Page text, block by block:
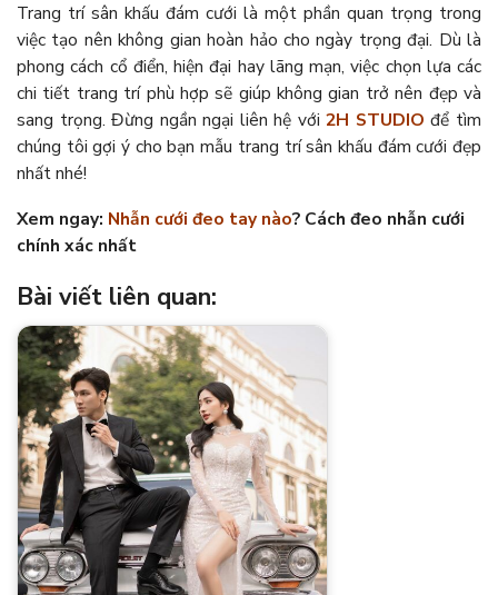
Trang trí sân khấu đám cưới là một phần quan trọng trong
việc tạo nên không gian hoàn hảo cho ngày trọng đại. Dù là
phong cách cổ điển, hiện đại hay lãng mạn, việc chọn lựa các
chi tiết trang trí phù hợp sẽ giúp không gian trở nên đẹp và
sang trọng.Đừng ngần ngại liên hệ với2H STUDIO để tìm
chúng tôi gợi ý cho bạn mẫu trang trí sân khấu đám cưới đẹp
nhất nhé!
Xem ngay: Nhẫn cưới đeo tay nào? Cách đeo nhẫn cưới
chính xác nhất
Bài viết liên quan: